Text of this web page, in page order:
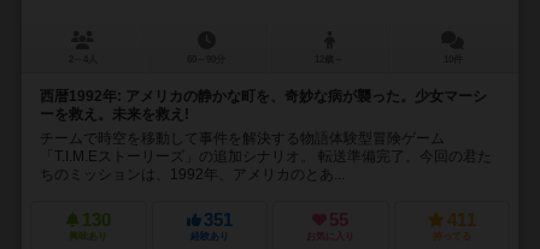
西暦1992年: アメリカの静かな町を、奇妙な病が襲った。少女マーシ
ーを救え。未来を救え!
チームで時空を移動して事件を解決する物語体験型冒険ゲーム
「T.I.M.Eストーリーズ」の追加シナリオ。 転送準備完了。今回の君た
ちのミッションは、1992年、アメリカのとあ...
130
興味あり
351
経験あり
55
お気に入り
411
持ってる